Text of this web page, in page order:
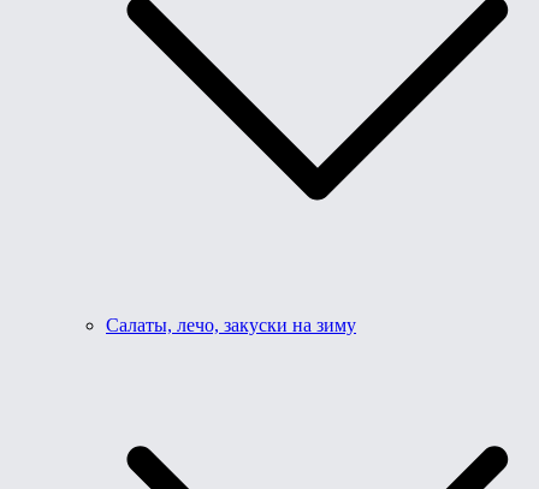
Салаты, лечо, закуски на зиму